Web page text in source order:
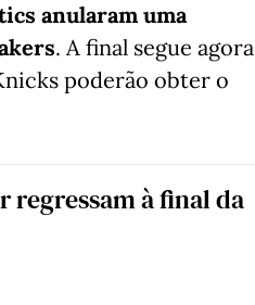
anularam uma
. A final segue agora
poderão obter o
regressam à final da